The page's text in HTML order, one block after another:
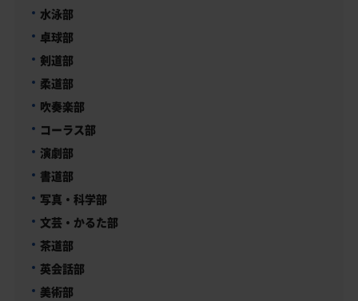
水泳部
卓球部
剣道部
柔道部
吹奏楽部
コーラス部
演劇部
書道部
写真・科学部
文芸・かるた部
茶道部
英会話部
美術部